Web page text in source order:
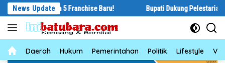
Langsung
konten
News Update
Punya 5 Franchise Baru! Bupati Dukung Pelestarian Budaya
NewsDaerah Hukum Pemerintahan Politik Lifestyle